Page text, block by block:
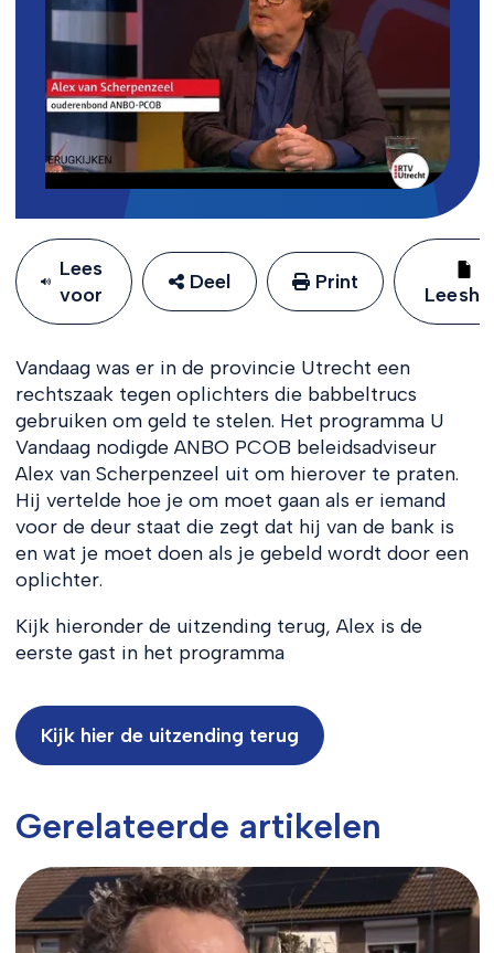
Lees
voor
Deel Print
Vandaag was er in de provincie Utrecht een
rechtszaak tegen oplichters die babbeltrucs
gebruiken om geld te stelen. Het programma U
Vandaag nodigde ANBO PCOB beleidsadviseur
Alex van Scherpenzeel uit om hierover te praten.
Hij vertelde hoe je om moet gaan als er iemand
voor de deur staat die zegt dat hij van de bank is
en wat je moet doen als je gebeld wordt door een
oplichter.
Kijk hieronder de uitzending terug, Alex is de
eerste gast in het programma
Kijk hier de uitzending terug
Gerelateerde artikelen